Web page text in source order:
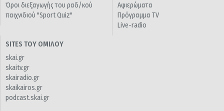
Όροι διεξαγωγής του ραδ/κού
παιχνιδιού "Sport Quiz"
Αφιερώματα
Πρόγραμμα TV
Live-radio
SITES ΤΟΥ ΟΜΙΛΟΥ
skai.gr
skaitv.gr
skairadio.gr
skaikairos.gr
podcast.skai.gr